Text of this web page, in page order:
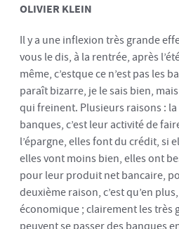
OLIVIER KLEIN
Il y a une inflexion très grande
vous le dis, à la rentrée, après
même, c’estque ce n’est pas les
paraît bizarre, je le sais bien,
qui freinent. Plusieurs raisons : la
banques, c’est leur activité de
l’épargne, elles font du crédit, si
elles vont moins bien, elles ont
pour leur produit net bancaire,
deuxième raison, c’est qu’en
économique ; clairement les très